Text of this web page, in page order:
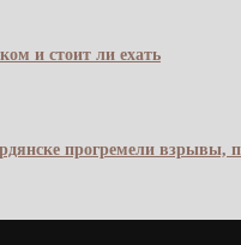
и стоит ли ехать
прогремели взрывы,